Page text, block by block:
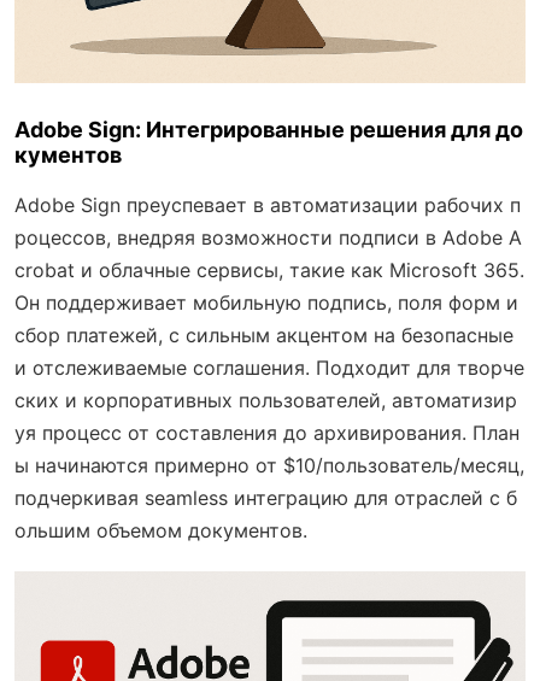
Adobe Sign: Интегрированные решения для до
кументов
Adobe Sign преуспевает в автоматизации рабочих п
роцессов, внедряя возможности подписи в Adobe A
crobat и облачные сервисы, такие как Microsoft 365.
Он поддерживает мобильную подпись, поля форм и
сбор платежей, с сильным акцентом на безопасные
и отслеживаемые соглашения. Подходит для творче
ских и корпоративных пользователей, автоматизир
уя процесс от составления до архивирования. План
ы начинаются примерно от $10/пользователь/месяц,
подчеркивая seamless интеграцию для отраслей с б
ольшим объемом документов.